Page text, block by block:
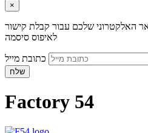
×
האלקטרוני שלכם עבור קבלת קישור
לאיפוס סיסמה
שלח
Factory 54